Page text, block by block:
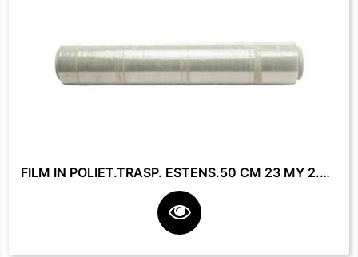
FILM IN POLIET.TRASP. ESTENS.50 CM 23 MY 2.2 KG **